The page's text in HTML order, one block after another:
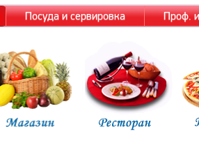
Посуда и сервировка Проф.